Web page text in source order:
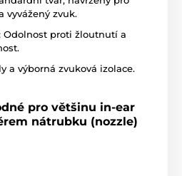
vyvážený zvuk.
Odolnost proti žloutnutí a
a výborná zvuková izolace.
pro většinu in-ear
nátrubku (nozzle)